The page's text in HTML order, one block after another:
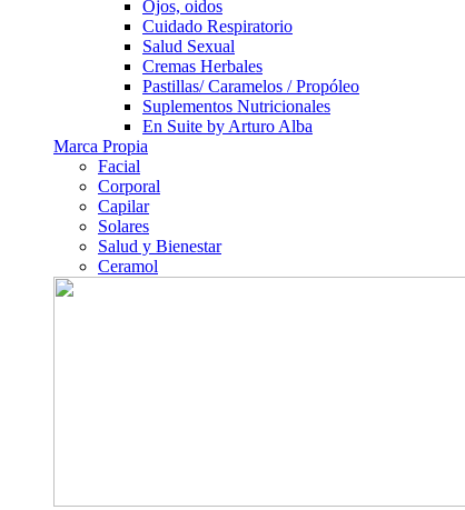
Ojos, oidos
Cuidado Respiratorio
Salud Sexual
Cremas Herbales
Pastillas/ Caramelos / Propóleo
Suplementos Nutricionales
En Suite by Arturo Alba
Marca Propia
Facial
Corporal
Capilar
Solares
Salud y Bienestar
Ceramol